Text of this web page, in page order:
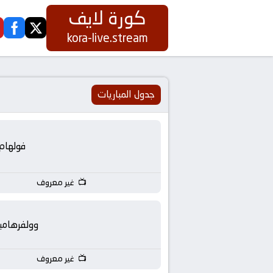
كورة
لايف
كورة لايف
kora-live.stream
twitter
جدول المباريات
غير معروف
غير معروف